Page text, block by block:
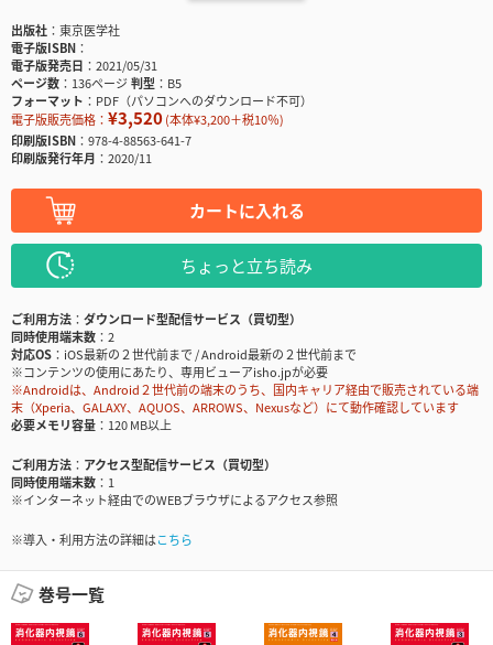
出版社
東京医学社
電子版ISBN
電子版発売日
2021/05/31
ページ数
136ページ判型
B5
フォーマット
PDF（パソコンへのダウンロード不可）
電子版販売価格： ¥3,520(本体¥3,200＋税10％)
印刷版ISBN
978-4-88563-641-7
印刷版発行年月
2020/11
カートに入れる
ちょっと立ち読み
ご利用方法
ダウンロード型配信サービス（買切型）
同時使用端末数
2
対応OS
iOS最新の２世代前まで / Android最新の２世代前まで
※コンテンツの使用にあたり、専用ビューアisho.jpが必要
※Androidは、Android２世代前の端末のうち、国内キャリア経由で販売されている端
末（Xperia、GALAXY、AQUOS、ARROWS、Nexusなど）にて動作確認しています
必要メモリ容量
120 MB以上
ご利用方法
アクセス型配信サービス（買切型）
同時使用端末数
1
※インターネット経由でのWEBブラウザによるアクセス参照
※導入・利用方法の詳細はこちら
巻号一覧